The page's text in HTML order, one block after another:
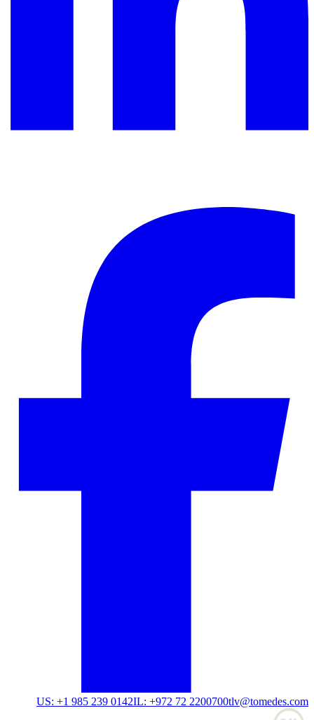
US: +1 985 239 0142IL: +972 72 2200700tlv@tomedes.com